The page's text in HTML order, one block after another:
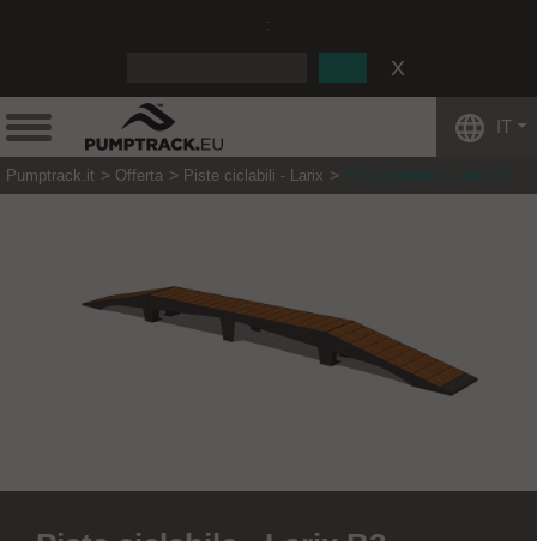
IT
Pumptrack.it Offerta Piste ciclabili - Larix Pista ciclabile - Larix B2